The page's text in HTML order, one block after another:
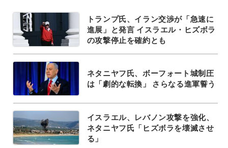
トランプ氏、イラン交渉が「急速に
進展」と発言 イスラエル・ヒズボラ
の攻撃停止を確約とも
ネタニヤフ氏、ボーフォート城制圧
は「劇的な転換」 さらなる進軍誓う
イスラエル、レバノン攻撃を強化、
ネタニヤフ氏「ヒズボラを壊滅させ
る」